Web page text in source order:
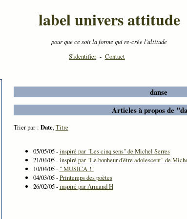
label univers attitude
pour que ce soit la forme qui re-crée l'altitude
S'identifier - Contact
danse
Articles à propos de
Trier par : Date,Titre
05/05/05 -inspiré par "Les cinq sens" de Michel Serres
21/04/05 -inspiré par "Le bonheur d'être adolescent" de
10/04/05 - " MUSICA !"
04/03/05 -Printemps des poètes
26/02/05 -inspiré par Armand H